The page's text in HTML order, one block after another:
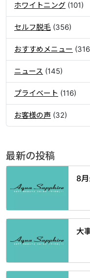
ホワイトニング (101)
セルフ脱毛 (356)
おすすめメニュー
ニュース (145)
プライベート (116)
お客様の声 (32)
最新の投稿
8
大